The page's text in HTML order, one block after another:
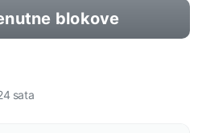
blokove
sata